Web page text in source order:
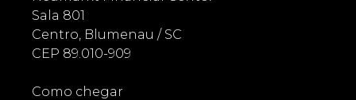
Sala 801
Centro, Blumenau / SC
CEP 89.010-909
Como chegar